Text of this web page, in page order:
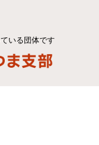
いる団体です